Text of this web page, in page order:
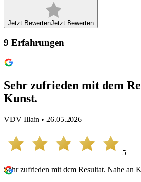
Jetzt BewertenJetzt Bewerten
9 Erfahrungen
Sehr zufrieden mit dem
Kunst.
VDV Illain • 26.05.2026
5
Sehr zufrieden mit dem Resultat. Nahe an